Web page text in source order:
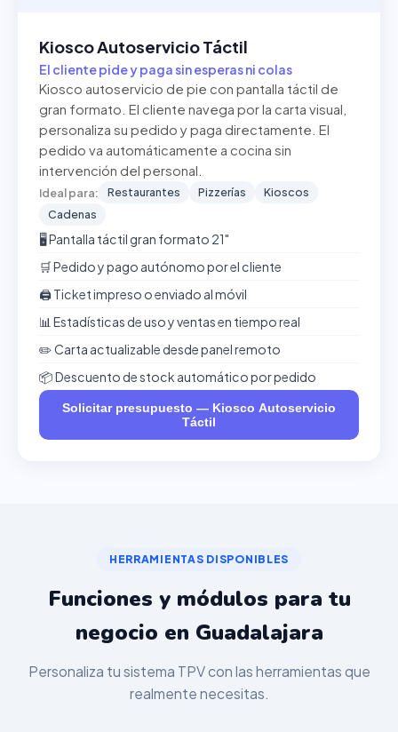
Kiosco Autoservicio Táctil
El cliente pide y paga sin esperas ni colas
Kiosco autoservicio de pie con pantalla táctil de
gran formato. El cliente navega por la carta visual,
personaliza su pedido y paga directamente. El
pedido va automáticamente a cocina sin
intervención del personal.
Ideal para: Restaurantes Pizzerías
Kioscos
Cadenas
🖥️ Pantalla táctil gran formato 21"
🛒 Pedido y pago autónomo por el cliente
🖨️ Ticket impreso o enviado al móvil
📊 Estadísticas de uso y ventas en tiempo real
✏️ Carta actualizable desde panel remoto
📦 Descuento de stock automático por pedido
Solicitar presupuesto — Kiosco Autoservicio
Táctil
HERRAMIENTAS DISPONIBLES
Funciones y módulos para tu
negocio en Guadalajara
Personaliza tu sistema TPV con las herramientas que
realmente necesitas.